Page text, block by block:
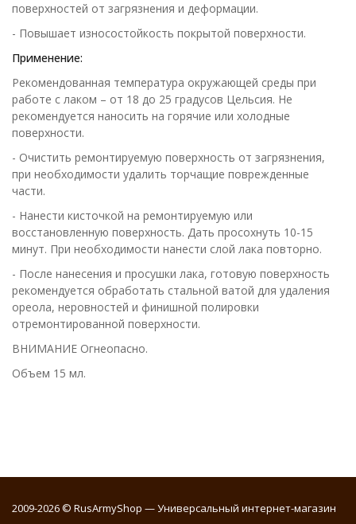
поверхностей от загрязнения и деформации.
- Повышает износостойкость покрытой поверхности.
Применение:
Рекомендованная температура окружающей среды при
работе с лаком – от 18 до 25 градусов Цельсия. Не
рекомендуется наносить на горячие или холодные
поверхности.
- Очистить ремонтируемую поверхность от загрязнения,
при необходимости удалить торчащие поврежденные
части.
- Нанести кисточкой на ремонтируемую или
восстановленную поверхность. Дать просохнуть 10-15
минут. При необходимости нанести слой лака повторно.
- После нанесения и просушки лака, готовую поверхность
рекомендуется обработать стальной ватой для удаления
ореола, неровностей и финишной полировки
отремонтированной поверхности.
ВНИМАНИЕ Огнеопасно.
Объем 15 мл.
2009-2026 © RusArmyShop — Универсальный интернет-магазин